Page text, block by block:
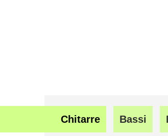
Chitarre Bassi